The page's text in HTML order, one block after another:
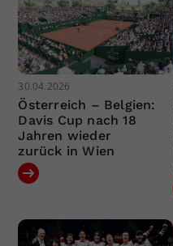
30.04.2026
Österreich – Belgien:
Davis Cup nach 18
Jahren wieder
zurück in Wien